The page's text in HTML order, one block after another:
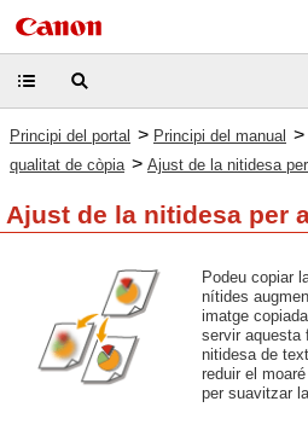
Principi del portal > Principi del manual >
qualitat de còpia > Ajust de la nitidesa
Ajust de la nitidesa per
Podeu copiar
nítides
imatge
servir aquesta
nitidesa de
reduir el
per suavitzar